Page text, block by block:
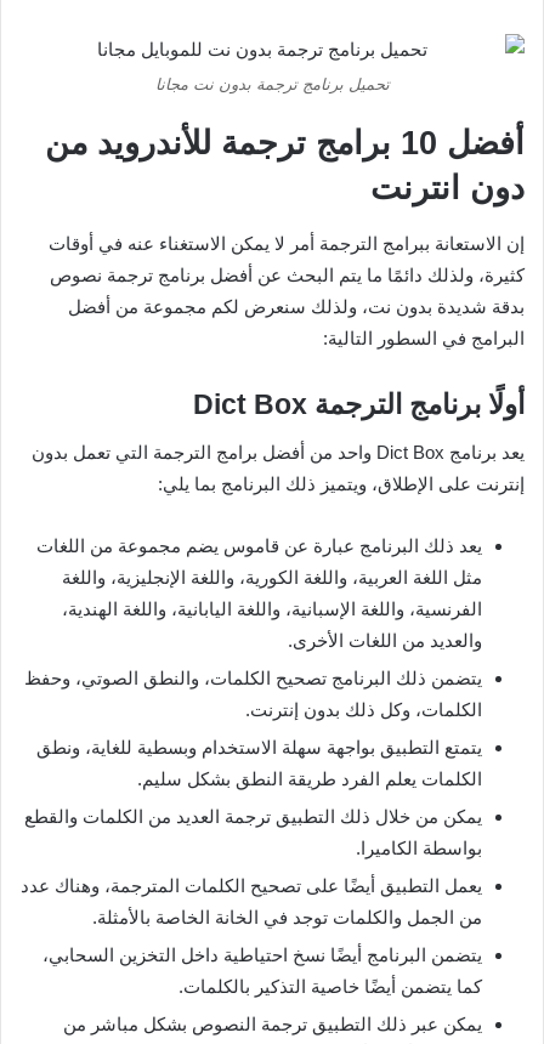
تحميل برنامج ترجمة بدون نت مجانا
أفضل 10 برامج ترجمة للأندرويد من
دون انترنت
إن الاستعانة ببرامج الترجمة أمر لا يمكن الاستغناء عنه في أوقات
كثيرة، ولذلك دائمًا ما يتم البحث عن أفضل برنامج ترجمة نصوص
بدقة شديدة بدون نت، ولذلك سنعرض لكم مجموعة من أفضل
البرامج في السطور التالية:
أولًا برنامج الترجمة Dict Box
يعد برنامج Dict Box واحد من أفضل برامج الترجمة التي تعمل بدون
إنترنت على الإطلاق، ويتميز ذلك البرنامج بما يلي:
يعد ذلك البرنامج عبارة عن قاموس يضم مجموعة من اللغات
مثل اللغة العربية، واللغة الكورية، واللغة الإنجليزية، واللغة
الفرنسية، واللغة الإسبانية، واللغة اليابانية، واللغة الهندية،
والعديد من اللغات الأخرى.
يتضمن ذلك البرنامج تصحيح الكلمات، والنطق الصوتي، وحفظ
الكلمات، وكل ذلك بدون إنترنت.
يتمتع التطبيق بواجهة سهلة الاستخدام وبسطية للغاية، ونطق
الكلمات يعلم الفرد طريقة النطق بشكل سليم.
يمكن من خلال ذلك التطبيق ترجمة العديد من الكلمات والقطع
بواسطة الكاميرا.
يعمل التطبيق أيضًا على تصحيح الكلمات المترجمة، وهناك عدد
من الجمل والكلمات توجد في الخانة الخاصة بالأمثلة.
يتضمن البرنامج أيضًا نسخ احتياطية داخل التخزين السحابي،
كما يتضمن أيضًا خاصية التذكير بالكلمات.
يمكن عبر ذلك التطبيق ترجمة النصوص بشكل مباشر من